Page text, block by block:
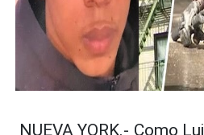
NUEVA YORK.- Como